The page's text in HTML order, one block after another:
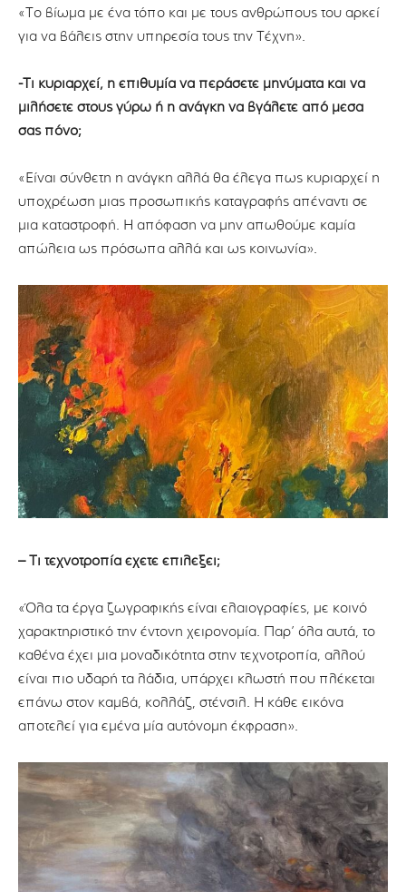
«Το βίωμα με ένα τόπο και με τους ανθρώπους του αρκεί
για να βάλεις στην υπηρεσία τους την Τέχνη».
-Τι κυριαρχεί, η επιθυμία να περάσετε μηνύματα και να
μιλήσετε στους γύρω ή η ανάγκη να βγάλετε από μέσα
σας πόνο;
«Είναι σύνθετη η ανάγκη αλλά θα έλεγα πως κυριαρχεί η
υποχρέωση μιας προσωπικής καταγραφής απέναντι σε
μια καταστροφή. Η απόφαση να μην απωθούμε καμία
απώλεια ως πρόσωπα αλλά και ως κοινωνία».
– Τι τεχνοτροπία έχετε επιλέξει;
«Όλα τα έργα ζωγραφικής είναι ελαιογραφίες, με κοινό
χαρακτηριστικό την έντονη χειρονομία. Παρ’ όλα αυτά, το
καθένα έχει μια μοναδικότητα στην τεχνοτροπία, αλλού
είναι πιο υδαρή τα λάδια, υπάρχει κλωστή που πλέκεται
επάνω στον καμβά, κολλάζ, στένσιλ. Η κάθε εικόνα
αποτελεί για εμένα μία αυτόνομη έκφραση».